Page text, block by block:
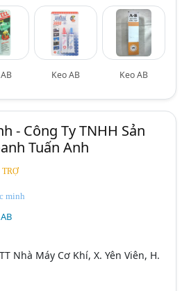
Keo AB Keo AB
- Công Ty TNHH Sản
Tuấn Anh
minh
Nhà Máy Cơ Khí, X. Yên Viên, H.